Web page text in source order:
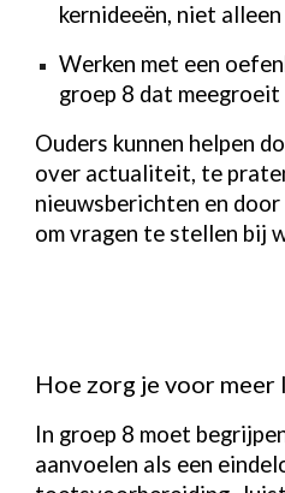
kernideeën, niet
Werken met een
groep 8 dat
Ouders kunnen helpen
over actualiteit, te
nieuwsberichten en
om vragen te stellen bij
Hoe zorg je voor meer
In groep 8 moet
aanvoelen als een